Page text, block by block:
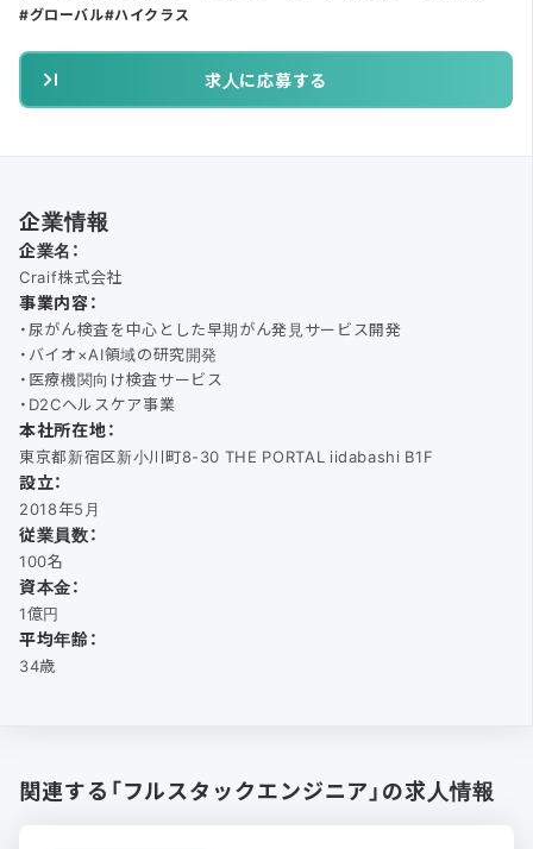
グローバル ハイクラス
求人に応募する
企業情報
企業名：
Craif株式会社
事業内容：
・尿がん検査を中心とした早期がん発見サービス開発
・バイオ×AI領域の研究開発
・医療機関向け検査サービス
・D2Cヘルスケア事業
本社所在地：
東京都新宿区新小川町8-30 THE PORTAL iidabashi B1F
設立：
2018年5月
従業員数：
100名
資本金：
1億円
平均年齢：
34歳
関連する「フルスタックエンジニア」の求人情報